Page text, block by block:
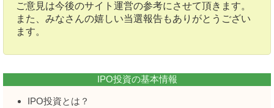
ご意見は今後のサイト運営の参考にさせて頂きます。
また、みなさんの嬉しい当選報告もありがとうござい
ます。
IPO投資の基本情報
IPO投資とは？